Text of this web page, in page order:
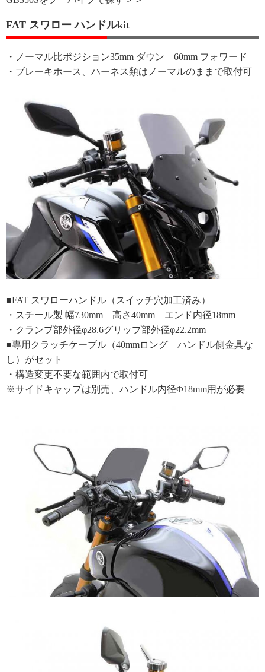
FAT スワロー ハンドルkit
・ノーマル比ポジション35mm ダウン 60mm フォワード
・ブレーキホース、ハーネス類はノーマルのままで取付可
■FAT スワローハンドル（スイッチ穴加工済み）
・スチール製 幅730mm 高さ40mm エンド内径18mm
・クランプ部外径φ28.6グリップ部外径φ22.2mm
■専用クラッチケーブル（40mmロング ハンドル側金具な
し）がセット
・構造変更不要な範囲内で取付可
※サイドキャップは別売、ハンドル内径Φ18mm用が必要